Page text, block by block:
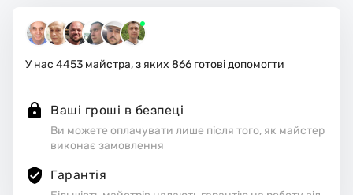
ібні матеріали. Виконавці стежать за чистотою та прибира
ють робоче місце.
У нас 4453 майстра, з яких 866 готові допомогти
Ваші гроші в безпеці
Ви можете оплачувати лише після того, як майстер
виконає замовлення
Гарантія